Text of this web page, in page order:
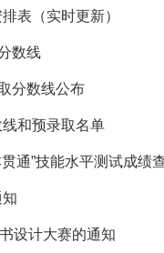
表（实时更新）
数线
分数线公布
和预录取名单
通”技能水平测试成绩
设计大赛的通知